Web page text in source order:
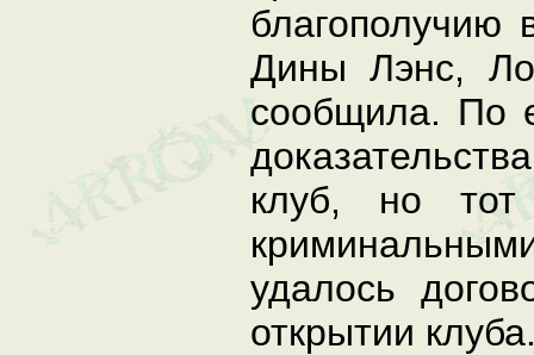
благополучию
Дины Лэнс,
сообщила. По
клуб, но тот
удалось
открытии